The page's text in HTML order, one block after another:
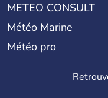
METEO CONSULT
Météo Marine
Météo pro